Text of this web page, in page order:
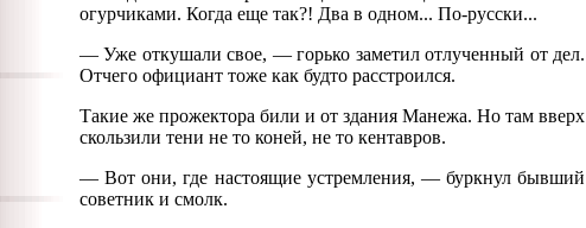
огурчиками. Когда еще так?! Два в одном... По-русски...
— Уже откушали свое, — горько заметил отлученный от дел.
Отчего официант тоже как будто расстроился.
Такие же прожектора били и от здания Манежа. Но там вверх
скользили тени не то коней, не то кентавров.
— Вот они, где настоящие устремления, — буркнул бывший
советник и смолк.